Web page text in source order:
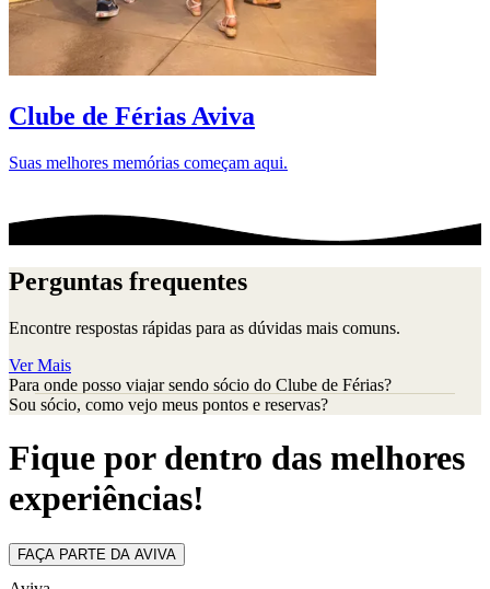
Clube de Férias Aviva
Suas melhores memórias começam aqui.
Perguntas frequentes
Encontre respostas rápidas para as dúvidas mais comuns.
Ver Mais
Para onde posso viajar sendo sócio do Clube de Férias?
Sou sócio, como vejo meus pontos e reservas?
Fique por dentro das melhores
experiências!
FAÇA PARTE DA AVIVA